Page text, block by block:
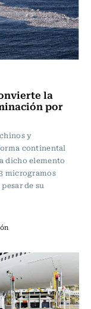
la
por
y
continental
dicho elemento
microgramos
de su